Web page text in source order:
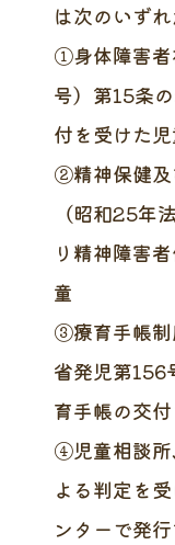
は次のいず
①身体障害
号）第15条
付を受けた
②精神保健及
（昭和25年
り精神障害
童
③療育手帳
省発児第156
育手帳の交
④児童相談所
よる判定を
ンターで発